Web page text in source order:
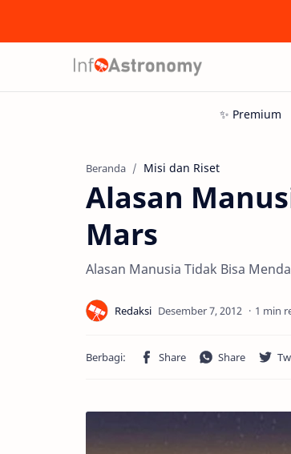
Beranda Misi dan Riset
Alasan
Mars
Alasan Manusia Tidak Bisa
1 min